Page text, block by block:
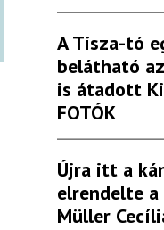
A Tisza-tó
belátható
is átadott
FOTÓK
Újra itt a
elrendelte
Müller